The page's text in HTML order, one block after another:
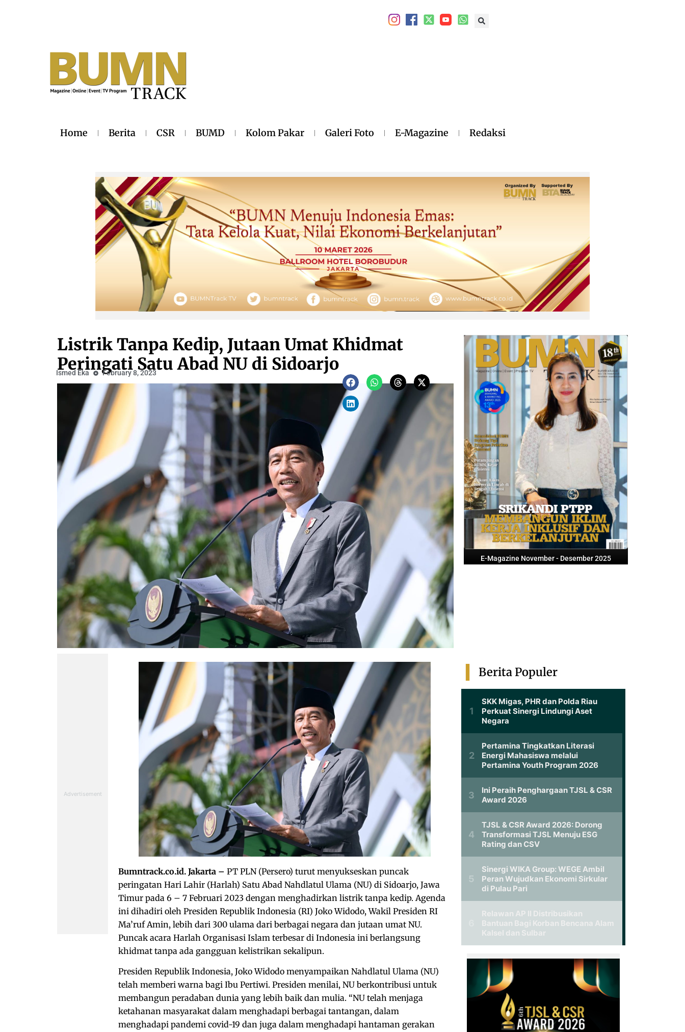
Home Berita CSR BUMD Kolom Pakar Galeri Foto E-Magazine Redaksi
Listrik Tanpa Kedip, Jutaan Umat Khidmat
Peringati Satu Abad NU di Sidoarjo
Ismed Eka February 8, 2023
E-Magazine November - Desember 2025
Bumntrack.co.id. Jakarta – PT PLN (Persero) turut menyukseskan puncak
peringatan Hari Lahir (Harlah) Satu Abad Nahdlatul Ulama (NU) di Sidoarjo, Jawa
Timur pada 6 – 7 Februari 2023 dengan menghadirkan listrik tanpa kedip. Agenda
ini dihadiri oleh Presiden Republik Indonesia (RI) Joko Widodo, Wakil Presiden RI
Ma’ruf Amin, lebih dari 300 ulama dari berbagai negara dan jutaan umat NU.
Puncak acara Harlah Organisasi Islam terbesar di Indonesia ini berlangsung
khidmat tanpa ada gangguan kelistrikan sekalipun.
Presiden Republik Indonesia, Joko Widodo menyampaikan Nahdlatul Ulama (NU)
telah memberi warna bagi Ibu Pertiwi. Presiden menilai, NU berkontribusi untuk
membangun peradaban dunia yang lebih baik dan mulia. “NU telah menjaga
ketahanan masyarakat dalam menghadapi berbagai tantangan, dalam
menghadapi pandemi covid-19 dan juga dalam menghadapi hantaman gerakan
Berita Populer